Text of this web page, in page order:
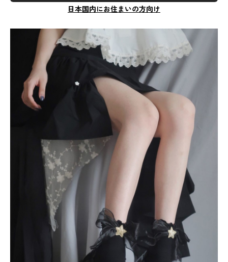
日本国内にお住まいの方向け